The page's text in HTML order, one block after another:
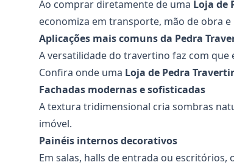
Ao comprar diretamente de uma Loja de
economiza em transporte, mão de obra
Aplicações mais comuns da Pedra
A versatilidade do travertino faz com
Confira onde uma Loja de Pedra
Fachadas modernas e sofisticadas
A textura tridimensional cria sombras
imóvel.
Painéis internos decorativos
Em salas, halls de entrada ou escritórios,